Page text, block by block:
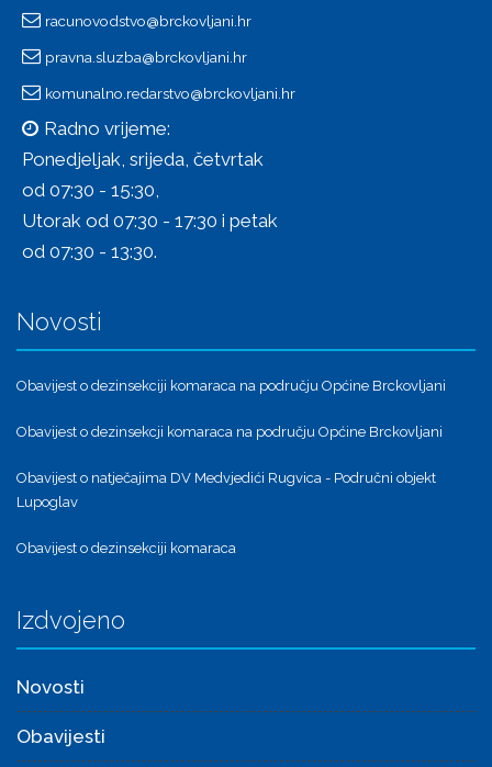
racunovodstvo@brckovljani.hr
pravna.sluzba@brckovljani.hr
komunalno.redarstvo@brckovljani.hr
Radno vrijeme:
Ponedjeljak, srijeda, četvrtak
od 07:30 - 15:30,
Utorak od 07:30 - 17:30 i petak
od 07:30 - 13:30.
Novosti
Obavijest o dezinsekciji komaraca na području Općine Brckovljani
Obavijest o dezinsekcji komaraca na području Općine Brckovljani
Obavijest o natječajima DV Medvjedići Rugvica - Područni objekt
Lupoglav
Obavijest o dezinsekciji komaraca
Izdvojeno
Novosti
Obavijesti